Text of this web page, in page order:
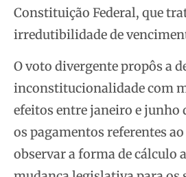
Constituição Federal, que
irredutibilidade de
O voto divergente propôs a
inconstitucionalidade com
efeitos entre janeiro e junho
os pagamentos referentes
observar a forma de cálculo